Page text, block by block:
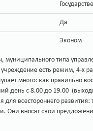
Да
Эконом
типа
есть режим,
много: как
с 8.00 до 19.00
для всестороннего
Они вносят свои